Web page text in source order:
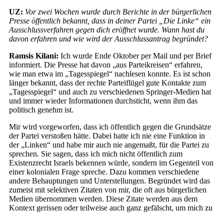
UZ: Vor zwei Wochen wurde durch Berichte in der bürgerlichen
Presse öffentlich bekannt, dass in deiner Partei „Die Linke“ ein
Ausschlussverfahren gegen dich eröffnet wurde. Wann hast du
davon erfahren und wie wird der Ausschlussantrag begründet?
Ramsis Kilani: Ich wurde Ende Oktober per Mail und per Brief
informiert. Die Presse hat davon „aus Parteikreisen“ erfahren,
wie man etwa im „Tagesspiegel“ nachlesen konnte. Es ist schon
länger bekannt, dass der rechte Parteiflügel gute Kontakte zum
„Tagesspiegel“ und auch zu verschiedenen Springer-Medien hat
und immer wieder Informationen durchsticht, wenn ihm das
politisch genehm ist.
Mir wird vorgeworfen, dass ich öffentlich gegen die Grundsätze
der Partei verstoßen hätte. Dabei hatte ich nie eine Funktion in
der „Linken“ und habe mir auch nie angemaßt, für die Partei zu
sprechen. Sie sagen, dass ich mich nicht öffentlich zum
Existenzrecht Israels bekennen würde, sondern im Gegenteil von
einer kolonialen Frage spreche. Dazu kommen verschiedene
andere Behauptungen und Unterstellungen. Begründet wird das
zumeist mit selektiven Zitaten von mir, die oft aus bürgerlichen
Medien übernommen werden. Diese Zitate werden aus dem
Kontext gerissen oder teilweise auch ganz gefälscht, um mich zu